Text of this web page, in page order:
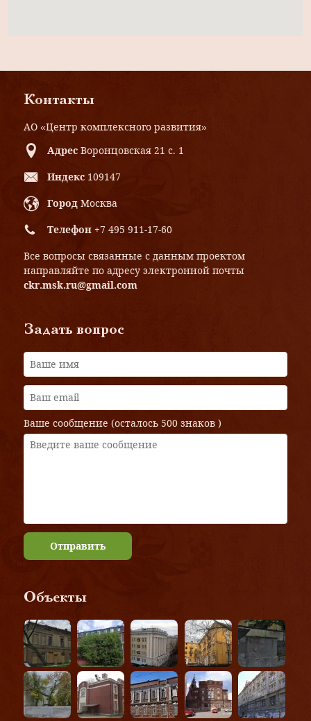
Контакты
АО «Центр комплексного развития»
Адрес Воронцовская 21 с. 1
Индекс 109147
Город Москва
Телефон +7 495 911-17-60
Все вопросы связанные с данным проектом
направляйте по адресу электронной почты
ckr.msk.ru@gmail.com
Задать вопрос
Ваше сообщение (осталось 500 знаков )
Отправить
Объекты